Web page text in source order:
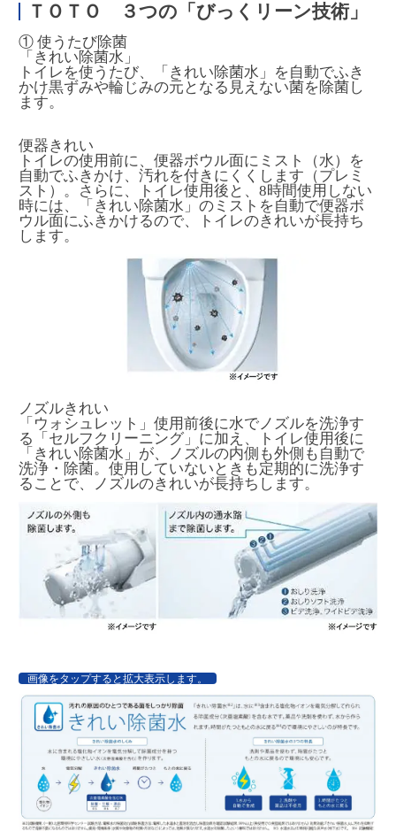
ＴＯＴＯ ３つの「びっくリーン技術」
① 使うたび除菌
「きれい除菌水」
トイレを使うたび、「きれい除菌水」を自動でふき
かけ黒ずみや輪じみの元となる見えない菌を除菌し
ます。
便器きれい
トイレの使用前に、便器ボウル面にミスト（水）を
自動でふきかけ、汚れを付きにくくします（プレミ
スト）。さらに、トイレ使用後と、8時間使用しない
時には、「きれい除菌水」のミストを自動で便器ボ
ウル面にふきかけるので、トイレのきれいが長持ち
します。
ノズルきれい
「ウォシュレット」使用前後に水でノズルを洗浄す
る「セルフクリーニング」に加え、トイレ使用後に
「きれい除菌水」が、ノズルの内側も外側も自動で
洗浄・除菌。使用していないときも定期的に洗浄す
ることで、ノズルのきれいが長持ちします。
画像をタップすると拡大表示します。